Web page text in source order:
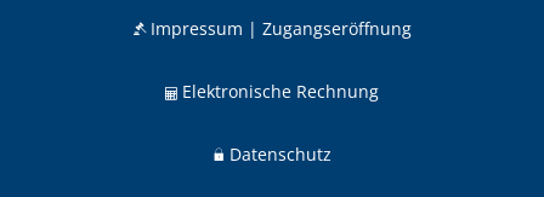
Impressum | Zugangseröffnung
Elektronische Rechnung
Datenschutz